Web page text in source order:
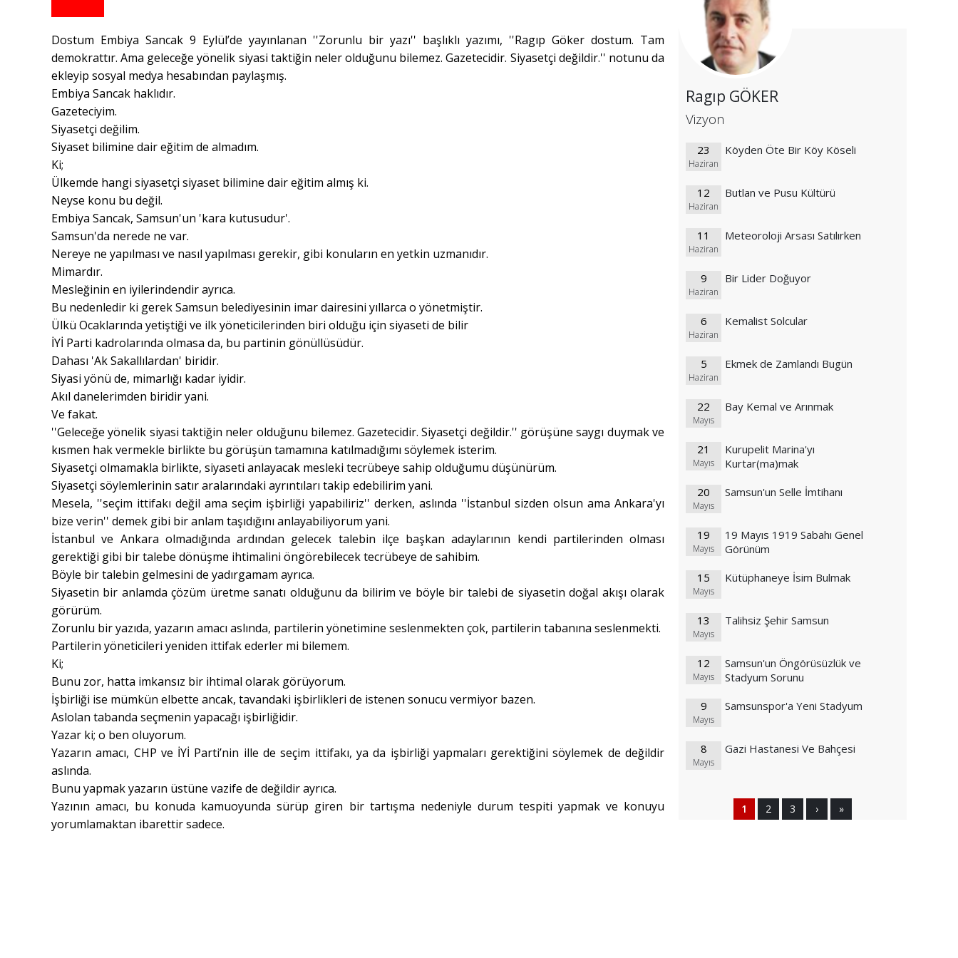
Dostum Embiya Sancak 9 Eylül’de yayınlanan ''Zorunlu bir yazı'' başlıklı yazımı, ''Ragıp Göker dostum. Tam
demokrattır. Ama geleceğe yönelik siyasi taktiğin neler olduğunu bilemez. Gazetecidir. Siyasetçi değildir.'' notunu da
ekleyip sosyal medya hesabından paylaşmış.
Embiya Sancak haklıdır.
Gazeteciyim.
Siyasetçi değilim.
Siyaset bilimine dair eğitim de almadım.
Ki;
Ülkemde hangi siyasetçi siyaset bilimine dair eğitim almış ki.
Neyse konu bu değil.
Embiya Sancak, Samsun'un 'kara kutusudur'.
Samsun'da nerede ne var.
Nereye ne yapılması ve nasıl yapılması gerekir, gibi konuların en yetkin uzmanıdır.
Mimardır.
Mesleğinin en iyilerindendir ayrıca.
Bu nedenledir ki gerek Samsun belediyesinin imar dairesini yıllarca o yönetmiştir.
Ülkü Ocaklarında yetiştiği ve ilk yöneticilerinden biri olduğu için siyaseti de bilir
İYİ Parti kadrolarında olmasa da, bu partinin gönüllüsüdür.
Dahası 'Ak Sakallılardan' biridir.
Siyasi yönü de, mimarlığı kadar iyidir.
Akıl danelerimden biridir yani.
Ve fakat.
''Geleceğe yönelik siyasi taktiğin neler olduğunu bilemez. Gazetecidir. Siyasetçi değildir.'' görüşüne saygı duymak ve
kısmen hak vermekle birlikte bu görüşün tamamına katılmadığımı söylemek isterim.
Siyasetçi olmamakla birlikte, siyaseti anlayacak mesleki tecrübeye sahip olduğumu düşünürüm.
Siyasetçi söylemlerinin satır aralarındaki ayrıntıları takip edebilirim yani.
Mesela, ''seçim ittifakı değil ama seçim işbirliği yapabiliriz'' derken, aslında ''İstanbul sizden olsun ama Ankara'yı
bize verin'' demek gibi bir anlam taşıdığını anlayabiliyorum yani.
İstanbul ve Ankara olmadığında ardından gelecek talebin ilçe başkan adaylarının kendi partilerinden olması
gerektiği gibi bir talebe dönüşme ihtimalini öngörebilecek tecrübeye de sahibim.
Böyle bir talebin gelmesini de yadırgamam ayrıca.
Siyasetin bir anlamda çözüm üretme sanatı olduğunu da bilirim ve böyle bir talebi de siyasetin doğal akışı olarak
görürüm.
Zorunlu bir yazıda, yazarın amacı aslında, partilerin yönetimine seslenmekten çok, partilerin tabanına seslenmekti.
Partilerin yöneticileri yeniden ittifak ederler mi bilemem.
Ki;
Bunu zor, hatta imkansız bir ihtimal olarak görüyorum.
İşbirliği ise mümkün elbette ancak, tavandaki işbirlikleri de istenen sonucu vermiyor bazen.
Aslolan tabanda seçmenin yapacağı işbirliğidir.
Yazar ki; o ben oluyorum.
Yazarın amacı, CHP ve İYİ Parti’nin ille de seçim ittifakı, ya da işbirliği yapmaları gerektiğini söylemek de değildir
aslında.
Bunu yapmak yazarın üstüne vazife de değildir ayrıca.
Yazının amacı, bu konuda kamuoyunda sürüp giren bir tartışma nedeniyle durum tespiti yapmak ve konuyu
yorumlamaktan ibarettir sadece.
Ragıp GÖKER
Vizyon
23
Haziran
Köyden Öte Bir Köy Köseli
12
Haziran
Butlan ve Pusu Kültürü
11
Haziran
Meteoroloji Arsası Satılırken
9
Haziran
Bir Lider Doğuyor
6
Haziran
Kemalist Solcular
5
Haziran
Ekmek de Zamlandı Bugün
22
Mayıs
Bay Kemal ve Arınmak
21
Mayıs
Kurupelit Marina'yı
Kurtar(ma)mak
20
Mayıs
Samsun'un Selle İmtihanı
19
Mayıs
19 Mayıs 1919 Sabahı Genel
Görünüm
15
Mayıs
Kütüphaneye İsim Bulmak
13
Mayıs
Talihsiz Şehir Samsun
12
Mayıs
Samsun'un Öngörüsüzlük ve
Stadyum Sorunu
9
Mayıs
Samsunspor'a Yeni Stadyum
8
Mayıs
Gazi Hastanesi Ve Bahçesi
1 2 3 › »